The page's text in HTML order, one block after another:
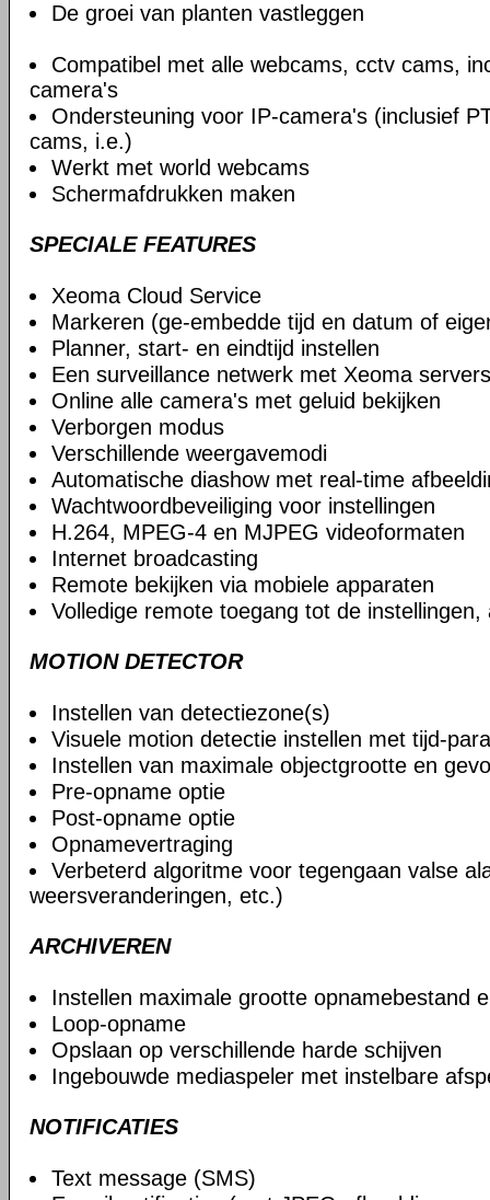
De groei van planten vastleggen
Compatibel met alle webcams, cctv cams,
camera's
Ondersteuning voor IP-camera's (inclusief
cams, i.e.)
Werkt met world webcams
Schermafdrukken maken
SPECIALE FEATURES
Xeoma Cloud Service
Markeren (ge-embedde tijd en datum of
Planner, start- en eindtijd instellen
Een surveillance netwerk met Xeoma
Online alle camera's met geluid bekijken
Verborgen modus
Verschillende weergavemodi
Automatische diashow met real-time
Wachtwoordbeveiliging voor instellingen
H.264, MPEG-4 en MJPEG videoformaten
Internet broadcasting
Remote bekijken via mobiele apparaten
Volledige remote toegang tot de
MOTION DETECTOR
Instellen van detectiezone(s)
Visuele motion detectie instellen met tijd-
Instellen van maximale objectgrootte en
Pre-opname optie
Post-opname optie
Opnamevertraging
Verbeterd algoritme voor tegengaan valse
weersveranderingen, etc.)
ARCHIVEREN
Instellen maximale grootte opnamebestand
Loop-opname
Opslaan op verschillende harde schijven
Ingebouwde mediaspeler met instelbare
NOTIFICATIES
Text message (SMS)